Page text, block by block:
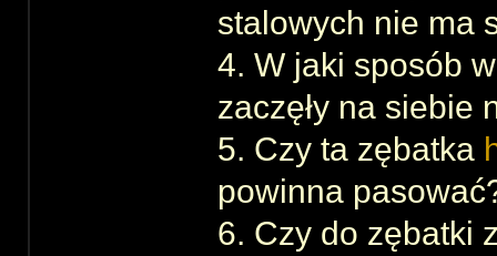
stalowych nie ma
4. W jaki sposób
zaczęły na siebie
5. Czy ta zębatka
powinna
6. Czy do zębatki